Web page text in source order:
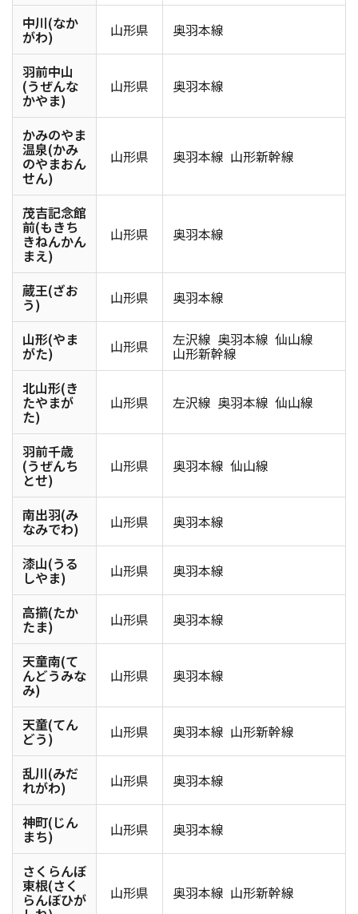
中川(なか
がわ) 山形県 奥羽本線
羽前中山
(うぜんな
かやま)
山形県 奥羽本線
かみのやま
温泉(かみ
のやまおん
せん)
山形県 奥羽本線 山形新幹線
茂吉記念館
前(もきち
きねんかん
まえ)
山形県 奥羽本線
蔵王(ざお
う) 山形県 奥羽本線
山形(やま
がた) 山形県 左沢線 奥羽本線 仙山線
山形新幹線
北山形(き
たやまが
た)
山形県 左沢線 奥羽本線 仙山線
羽前千歳
(うぜんち
とせ)
山形県 奥羽本線 仙山線
南出羽(み
なみでわ) 山形県 奥羽本線
漆山(うる
しやま) 山形県 奥羽本線
高擶(たか
たま) 山形県 奥羽本線
天童南(て
んどうみな
み)
山形県 奥羽本線
天童(てん
どう) 山形県 奥羽本線 山形新幹線
乱川(みだ
れがわ) 山形県 奥羽本線
神町(じん
まち) 山形県 奥羽本線
さくらんぼ
東根(さく
らんぼひが 山形県 奥羽本線 山形新幹線